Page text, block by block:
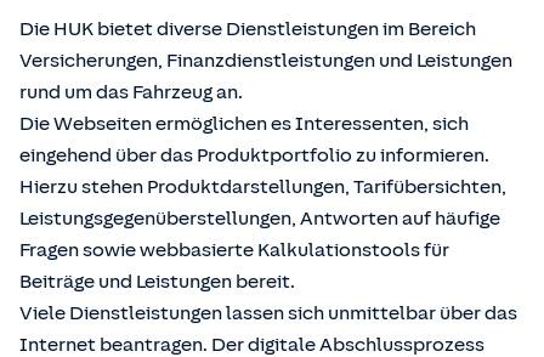
Die HUK bietet diverse Dienstleistungen im Bereich
Versicherungen, Finanzdienstleistungen und Leistungen
rund um das Fahrzeug an.
Die Webseiten ermöglichen es Interessenten, sich
eingehend über das Produktportfolio zu informieren.
Hierzu stehen Produktdarstellungen, Tarifübersichten,
Leistungsgegenüberstellungen, Antworten auf häufige
Fragen sowie webbasierte Kalkulationstools für
Beiträge und Leistungen bereit.
Viele Dienstleistungen lassen sich unmittelbar über das
Internet beantragen. Der digitale Abschlussprozess